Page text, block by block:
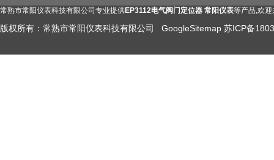
常熟市常阳仪表科技有限公司专业提供EP3112电气阀门定位器 常阳仪表等产品,欢
版权所有：常熟市常阳仪表科技有限公司 GoogleSitemap 苏ICP备